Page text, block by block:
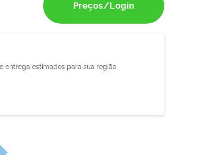
Preços/Login
entrega estimados para sua região: